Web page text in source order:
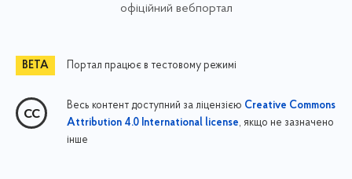
офіційний вебпортал
Портал працює в тестовому режимі
Весь контент доступний за ліцензією Creative Commons
Attribution 4.0 International license, якщо не зазначено
інше